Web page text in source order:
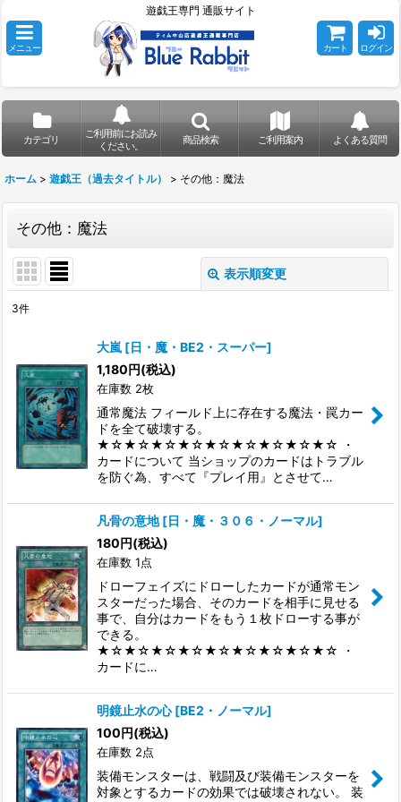
遊戯王専門 通販サイト
メニュー カート ログイン
カテゴリ
ご利用前にお読み
ください。
商品検索 ご利用案内 よくある質問
ホーム > 遊戯王（過去タイトル） > その他：魔法
その他：魔法
表示順変更
在庫あり
並び順:
絞り込む
3件
大嵐 [日・魔・BE2・スーパー]
1,180円(税込)
在庫数 2枚
通常魔法 フィールド上に存在する魔法・罠カー
ドを全て破壊する。
★☆★☆★☆★☆★☆★☆★☆★☆★☆ ・
カードについて 当ショップのカードはトラブル
を防ぐ為、すべて『プレイ用』とさせて…
凡骨の意地 [日・魔・３０６・ノーマル]
180円(税込)
在庫数 1点
ドローフェイズにドローしたカードが通常モン
スターだった場合、そのカードを相手に見せる
事で、自分はカードをもう１枚ドローする事が
できる。
★☆★☆★☆★☆★☆★☆★☆★☆★☆ ・
カードに…
明鏡止水の心 [BE2・ノーマル]
100円(税込)
在庫数 2点
装備モンスターは、戦闘及び装備モンスターを
対象とするカードの効果では破壊されない。 装